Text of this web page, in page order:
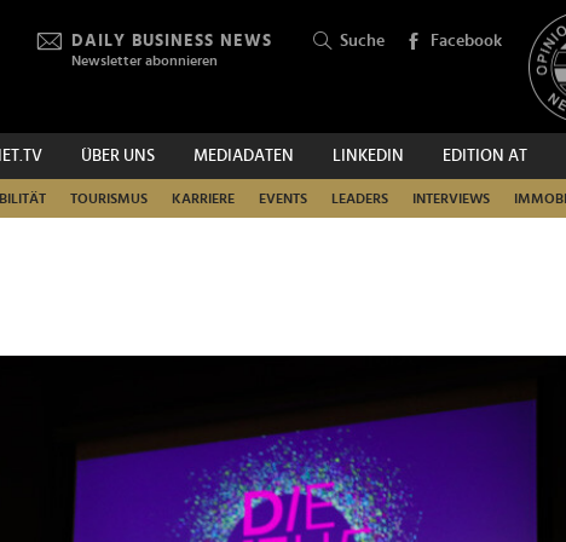
DAILY BUSINESS NEWS
Newsletter abonnieren
Suche Facebook
ÜBER UNS MEDIADATEN LINKEDIN EDITION AT
TOURISMUS KARRIERE EVENTS LEADERS INTERVIEWS
SUCHEN